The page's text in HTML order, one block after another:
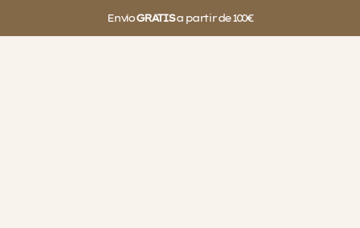
EnvíoGRATISa partir de 100€